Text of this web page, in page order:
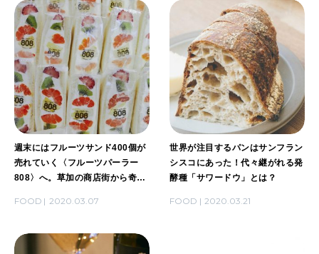
週末にはフルーツサンド400個が
売れていく〈フルーツパーラー
808〉へ。草加の商店街から奇跡
FOOD 2020.03.07
世界が注目するパンはサンフラン
シスコにあった！代々継がれる発
酵種「サワードウ」とは？
FOOD 2020.03.21